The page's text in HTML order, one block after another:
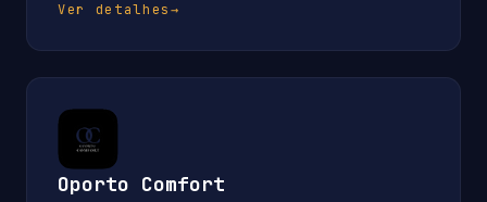
Ver detalhes→
Oporto Comfort